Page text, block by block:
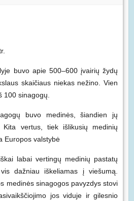
buvo apie 500–600 įvairių žydų
skaičiaus niekas nežino. Vien
100 sinagogų.
buvo medinės, šiandien jų
Kita vertus, tiek išlikusių medinių
Europos valstybė
labai vertingų medinių pastatų
dažniau iškeliamas į viešumą.
medinės sinagogos pavyzdys stovi
jos viduje ir gilesnio